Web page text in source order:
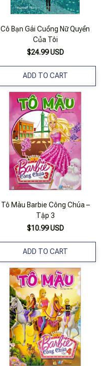
Cô Bạn Gái Cuồng Nữ Quyền
Của Tôi
$24.99 USD
ADD TO CART
Tô Màu Barbie Công Chúa –
Tập 3
$10.99 USD
ADD TO CART